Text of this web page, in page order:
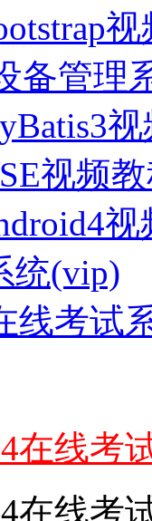
备管理
视频
视
统(vip)
线考试
在线
在线